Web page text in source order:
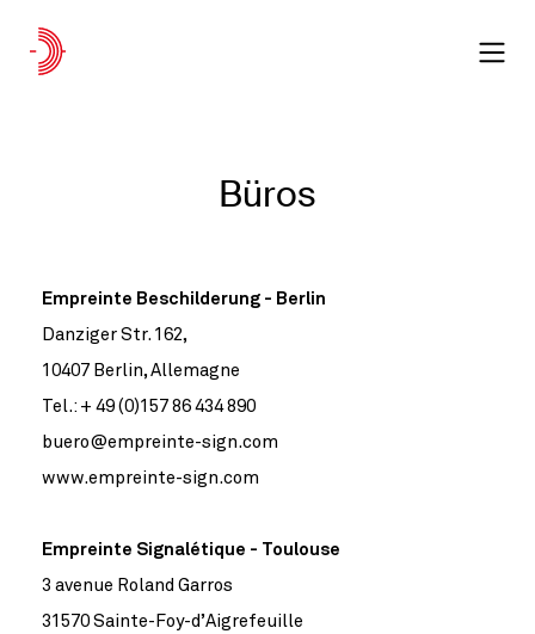
Unser Know-how
Unser Sortiment
Parks
UK
Büros
Empreinte Beschilderung - Berlin
Danziger Str. 162,
10407 Berlin, Allemagne
Tel.: + 49 (0)157 86 434 890
buero@empreinte-sign.com
www.empreinte-sign.com
Empreinte Signalétique - Toulouse
3 avenue Roland Garros
31570 Sainte-Foy-d’Aigrefeuille